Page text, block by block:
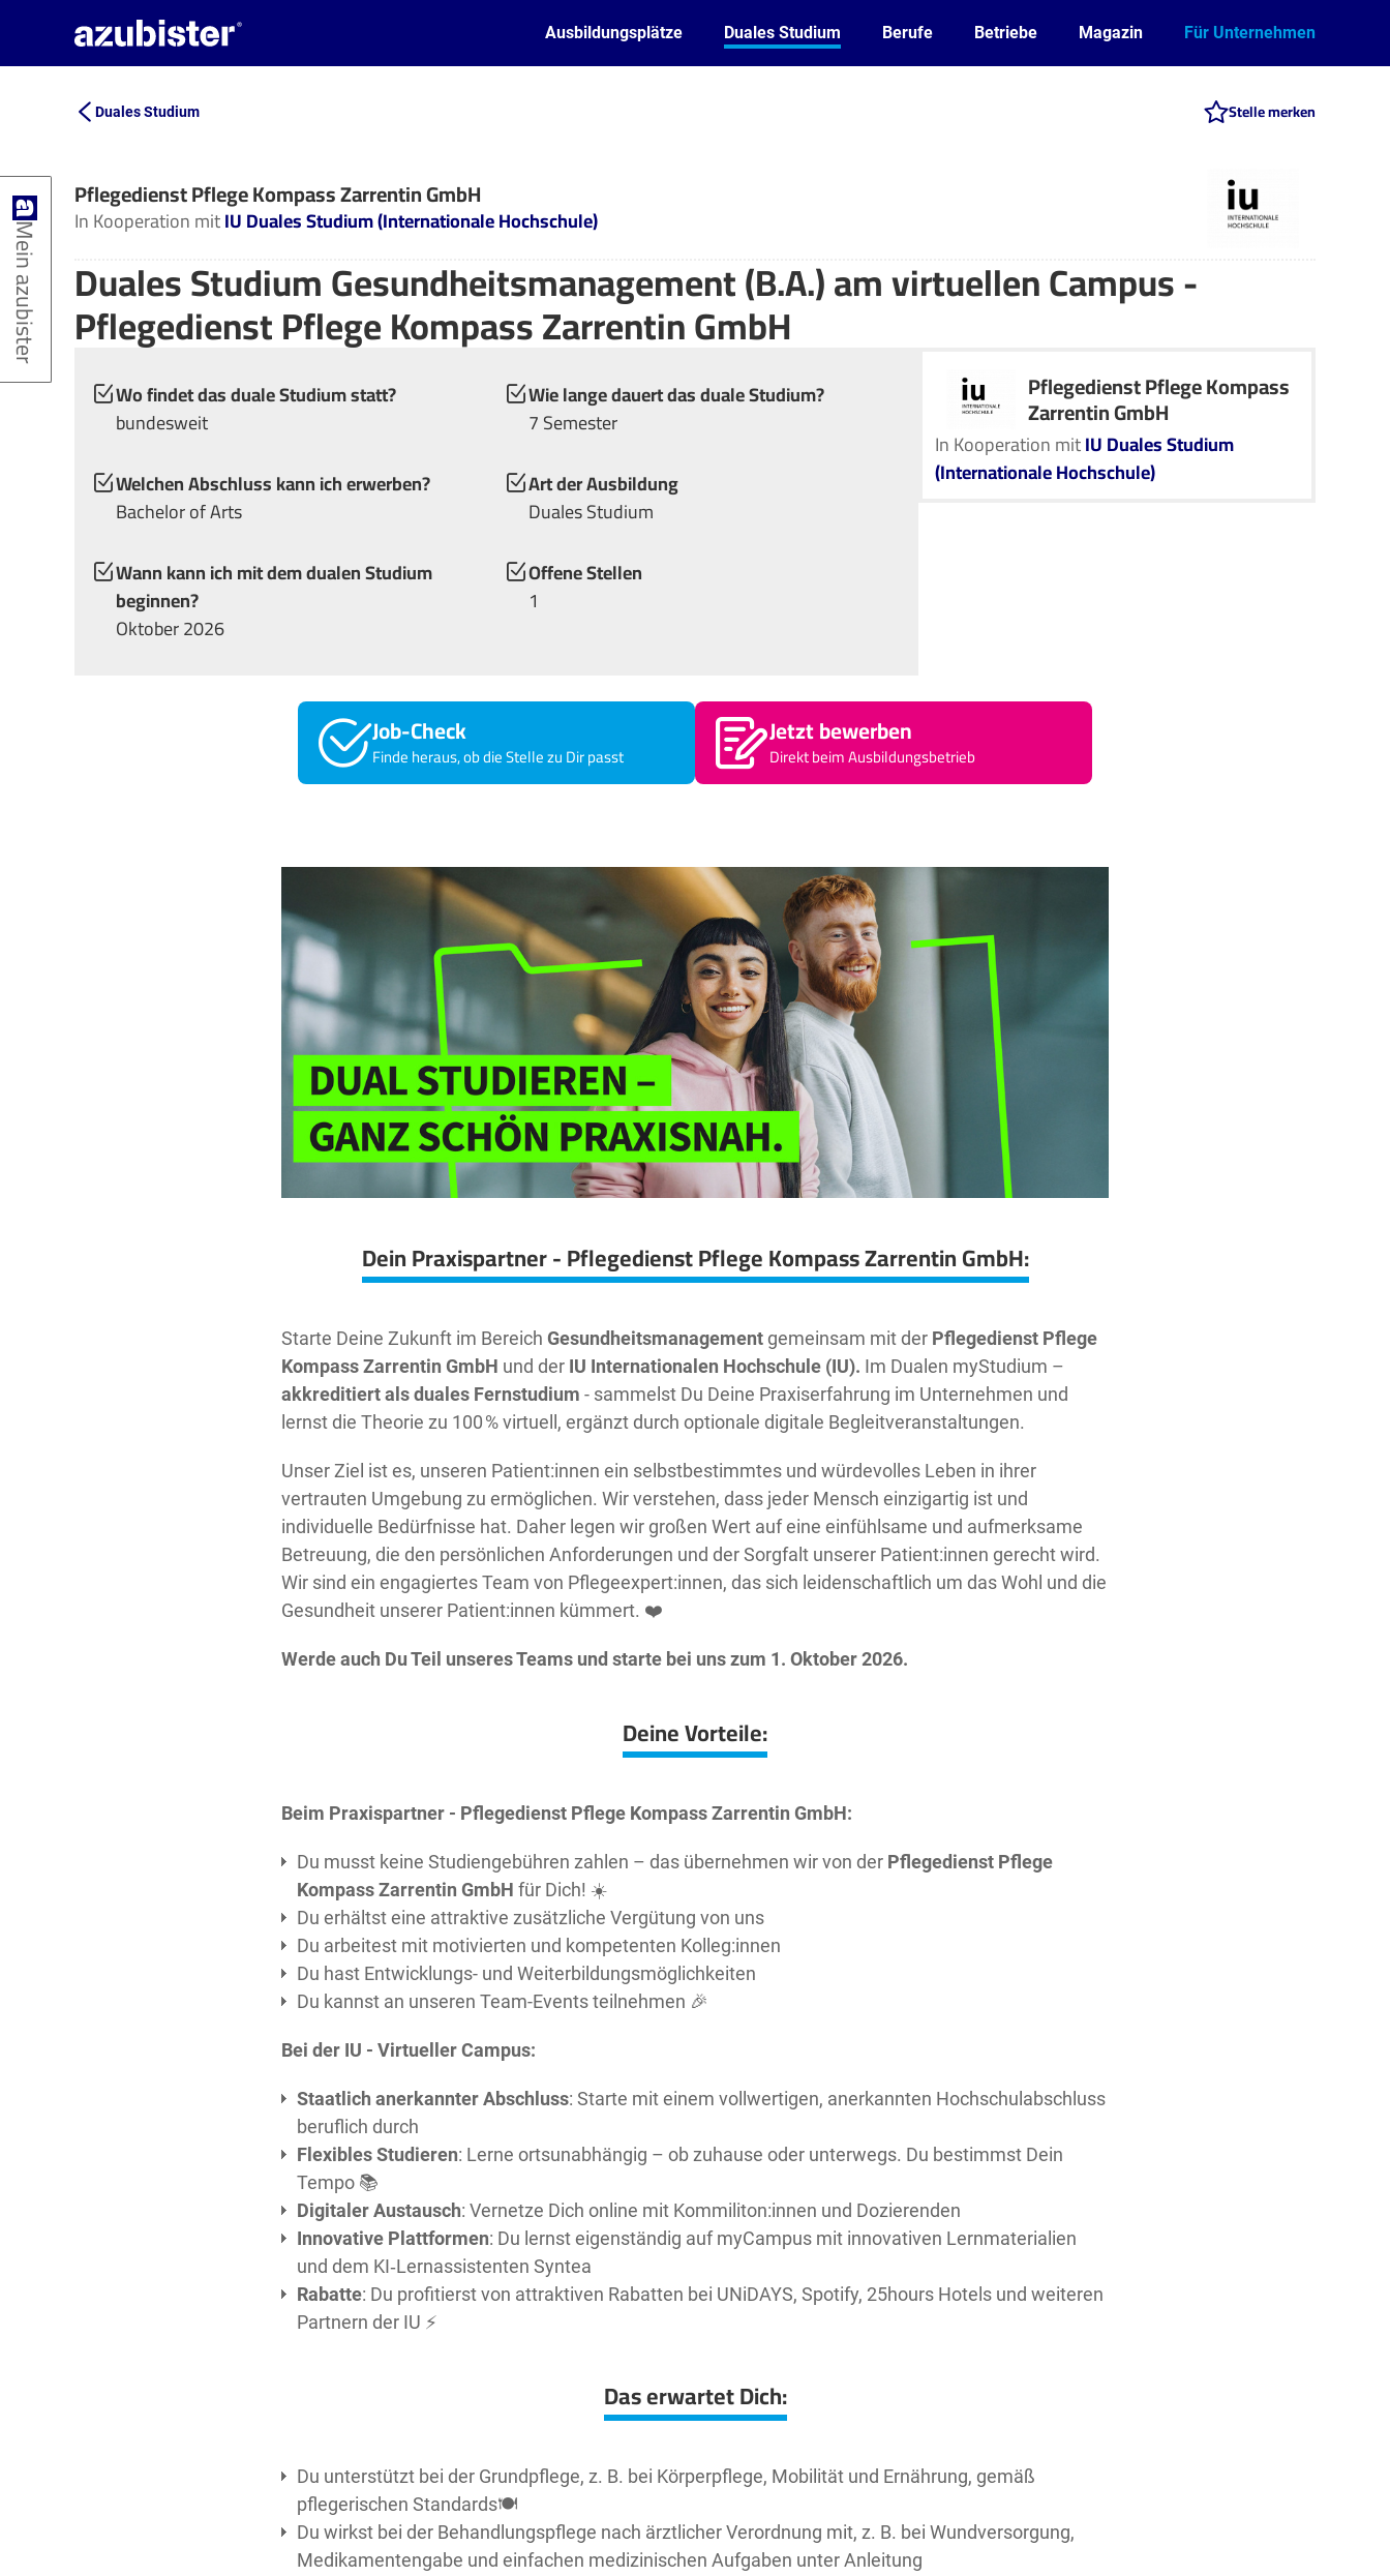
Ausbildungsplätze Duales Studium Berufe Betriebe Magazin Für Unternehmen
Duales Studium Stelle merken
Pflegedienst Pflege Kompass Zarrentin GmbH
In Kooperation mitIU Duales Studium (Internationale Hochschule)
Duales Studium Gesundheitsmanagement (B.A.) am virtuellen Campus -
Pflegedienst Pflege Kompass Zarrentin GmbH
Wo findet das duale Studium statt?
bundesweit
Welchen Abschluss kann ich erwerben?
Bachelor of Arts
Wann kann ich mit dem dualen Studium
beginnen?
Oktober 2026
Wie lange dauert das duale Studium?
7 Semester
Art der Ausbildung
Duales Studium
Offene Stellen
1
Pflegedienst Pflege Kompass
Zarrentin GmbH
In Kooperation mitIU Duales Studium
(Internationale Hochschule)
Job-Check
Finde heraus, ob die Stelle zu Dir passt
Jetzt bewerben
Direkt beim Ausbildungsbetrieb
Dein Praxispartner - Pflegedienst Pflege Kompass Zarrentin GmbH:
Starte Deine Zukunft im Bereich Gesundheitsmanagement gemeinsam mit der Pflegedienst Pflege
Kompass Zarrentin GmbH und der IU Internationalen Hochschule (IU). Im Dualen myStudium –
akkreditiert als duales Fernstudium - sammelst Du Deine Praxiserfahrung im Unternehmen und
lernst die Theorie zu 100 % virtuell, ergänzt durch optionale digitale Begleitveranstaltungen.
Unser Ziel ist es, unseren Patient:innen ein selbstbestimmtes und würdevolles Leben in ihrer
vertrauten Umgebung zu ermöglichen. Wir verstehen, dass jeder Mensch einzigartig ist und
individuelle Bedürfnisse hat. Daher legen wir großen Wert auf eine einfühlsame und aufmerksame
Betreuung, die den persönlichen Anforderungen und der Sorgfalt unserer Patient:innen gerecht wird.
Wir sind ein engagiertes Team von Pflegeexpert:innen, das sich leidenschaftlich um das Wohl und die
Gesundheit unserer Patient:innen kümmert. ❤️
Werdeauch Du Teil unseres Teams und starte bei uns zum 1. Oktober2026.
Deine Vorteile:
Beim Praxispartner - Pflegedienst Pflege Kompass Zarrentin GmbH:
Du musst keine Studiengebühren zahlen – das übernehmen wir von der Pflegedienst Pflege
Kompass Zarrentin GmbH für Dich! ☀️
Du erhältst eine attraktive zusätzliche Vergütung von uns
Du arbeitest mit motivierten und kompetenten Kolleg:innen
Du hast Entwicklungs- und Weiterbildungsmöglichkeiten
Du kannst an unseren Team-Events teilnehmen 🎉
Bei der IU - Virtueller Campus:
Staatlich anerkannter Abschluss: Starte mit einem vollwertigen, anerkannten Hochschulabschluss
beruflich durch
Flexibles Studieren: Lerne ortsunabhängig – ob zuhause oder unterwegs. Du bestimmst Dein
Tempo 📚
Digitaler Austausch: Vernetze Dich online mit Kommiliton:innen und Dozierenden
Innovative Plattformen: Du lernst eigenständig auf myCampus mit innovativen Lernmaterialien
und dem KI‑Lernassistenten Syntea
Rabatte: Du profitierst von attraktiven Rabatten bei UNiDAYS, Spotify, 25hours Hotels und weiteren
Partnern der IU ⚡️
Das erwartet Dich:
Du unterstützt bei der Grundpflege, z. B. bei Körperpflege, Mobilität und Ernährung, gemäß
pflegerischen Standards🍽️
Du wirkst bei der Behandlungspflege nach ärztlicher Verordnung mit, z. B. bei Wundversorgung,
Medikamentengabe und einfachen medizinischen Aufgaben unter Anleitung
Mein azubister